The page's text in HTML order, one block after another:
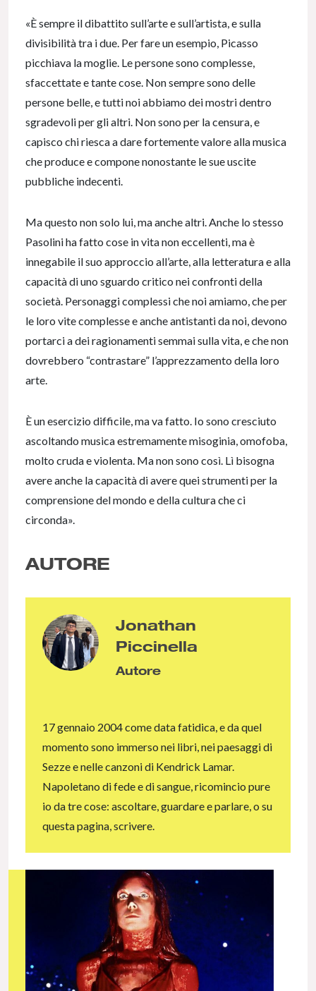
«È sempre il dibattito sull’arte e sull’artista, e sulla
divisibilità tra i due. Per fare un esempio, Picasso
picchiava la moglie. Le persone sono complesse,
sfaccettate e tante cose. Non sempre sono delle
persone belle, e tutti noi abbiamo dei mostri dentro
sgradevoli per gli altri. Non sono per la censura, e
capisco chi riesca a dare fortemente valore alla musica
che produce e compone nonostante le sue uscite
pubbliche indecenti.
Ma questo non solo lui, ma anche altri. Anche lo stesso
Pasolini ha fatto cose in vita non eccellenti, ma è
innegabile il suo approccio all’arte, alla letteratura e alla
capacità di uno sguardo critico nei confronti della
società. Personaggi complessi che noi amiamo, che per
le loro vite complesse e anche antistanti da noi, devono
portarci a dei ragionamenti semmai sulla vita, e che non
dovrebbero “contrastare” l’apprezzamento della loro
arte.
È un esercizio difficile, ma va fatto. Io sono cresciuto
ascoltando musica estremamente misoginia, omofoba,
molto cruda e violenta. Ma non sono così. Lì bisogna
avere anche la capacità di avere quei strumenti per la
comprensione del mondo e della cultura che ci
circonda».
AUTORE
Jonathan
Piccinella
Autore
17 gennaio 2004 come data fatidica, e da quel
momento sono immerso nei libri, nei paesaggi di
Sezze e nelle canzoni di Kendrick Lamar.
Napoletano di fede e di sangue, ricomincio pure
io da tre cose: ascoltare, guardare e parlare, o su
questa pagina, scrivere.